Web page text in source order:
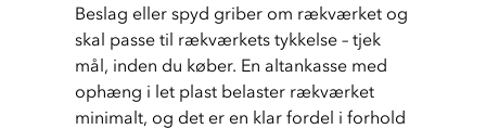
Beslag eller spyd griber om rækværket og
skal passe til rækværkets tykkelse – tjek
mål, inden du køber. En altankasse med
ophæng i let plast belaster rækværket
minimalt, og det er en klar fordel i forhold